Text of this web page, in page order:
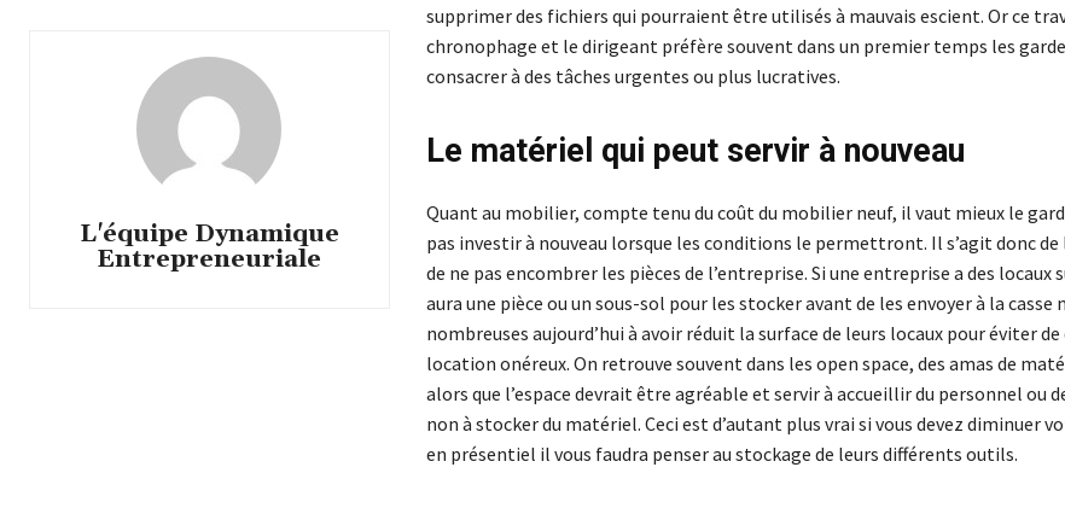
L'équipe Dynamique
Entrepreneuriale
supprimer des fichiers qui pourraient être utilisés à mauvais escient. Or ce
chronophage et le dirigeant préfère souvent dans un premier temps les
consacrer à des tâches urgentes ou plus lucratives.
Le matériel qui peut servir à nouveau
Quant au mobilier, compte tenu du coût du mobilier neuf, il vaut mieux le
pas investir à nouveau lorsque les conditions le permettront. Il s’agit donc
de ne pas encombrer les pièces de l’entreprise. Si une entreprise a des locaux
aura une pièce ou un sous-sol pour les stocker avant de les envoyer à la casse
nombreuses aujourd’hui à avoir réduit la surface de leurs locaux pour éviter de
location onéreux. On retrouve souvent dans les open space, des amas de
alors que l’espace devrait être agréable et servir à accueillir du personnel ou
non à stocker du matériel. Ceci est d’autant plus vrai si vous devez diminuer
en présentiel il vous faudra penser au stockage de leurs différents outils.